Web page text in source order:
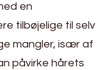
en
tilbøjelige til selv
mangler, især af
påvirke hårets